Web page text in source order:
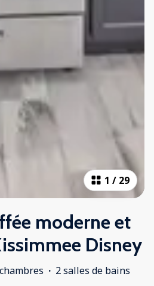
1 / 29
moderne et
Disney
· 2 salles de bains